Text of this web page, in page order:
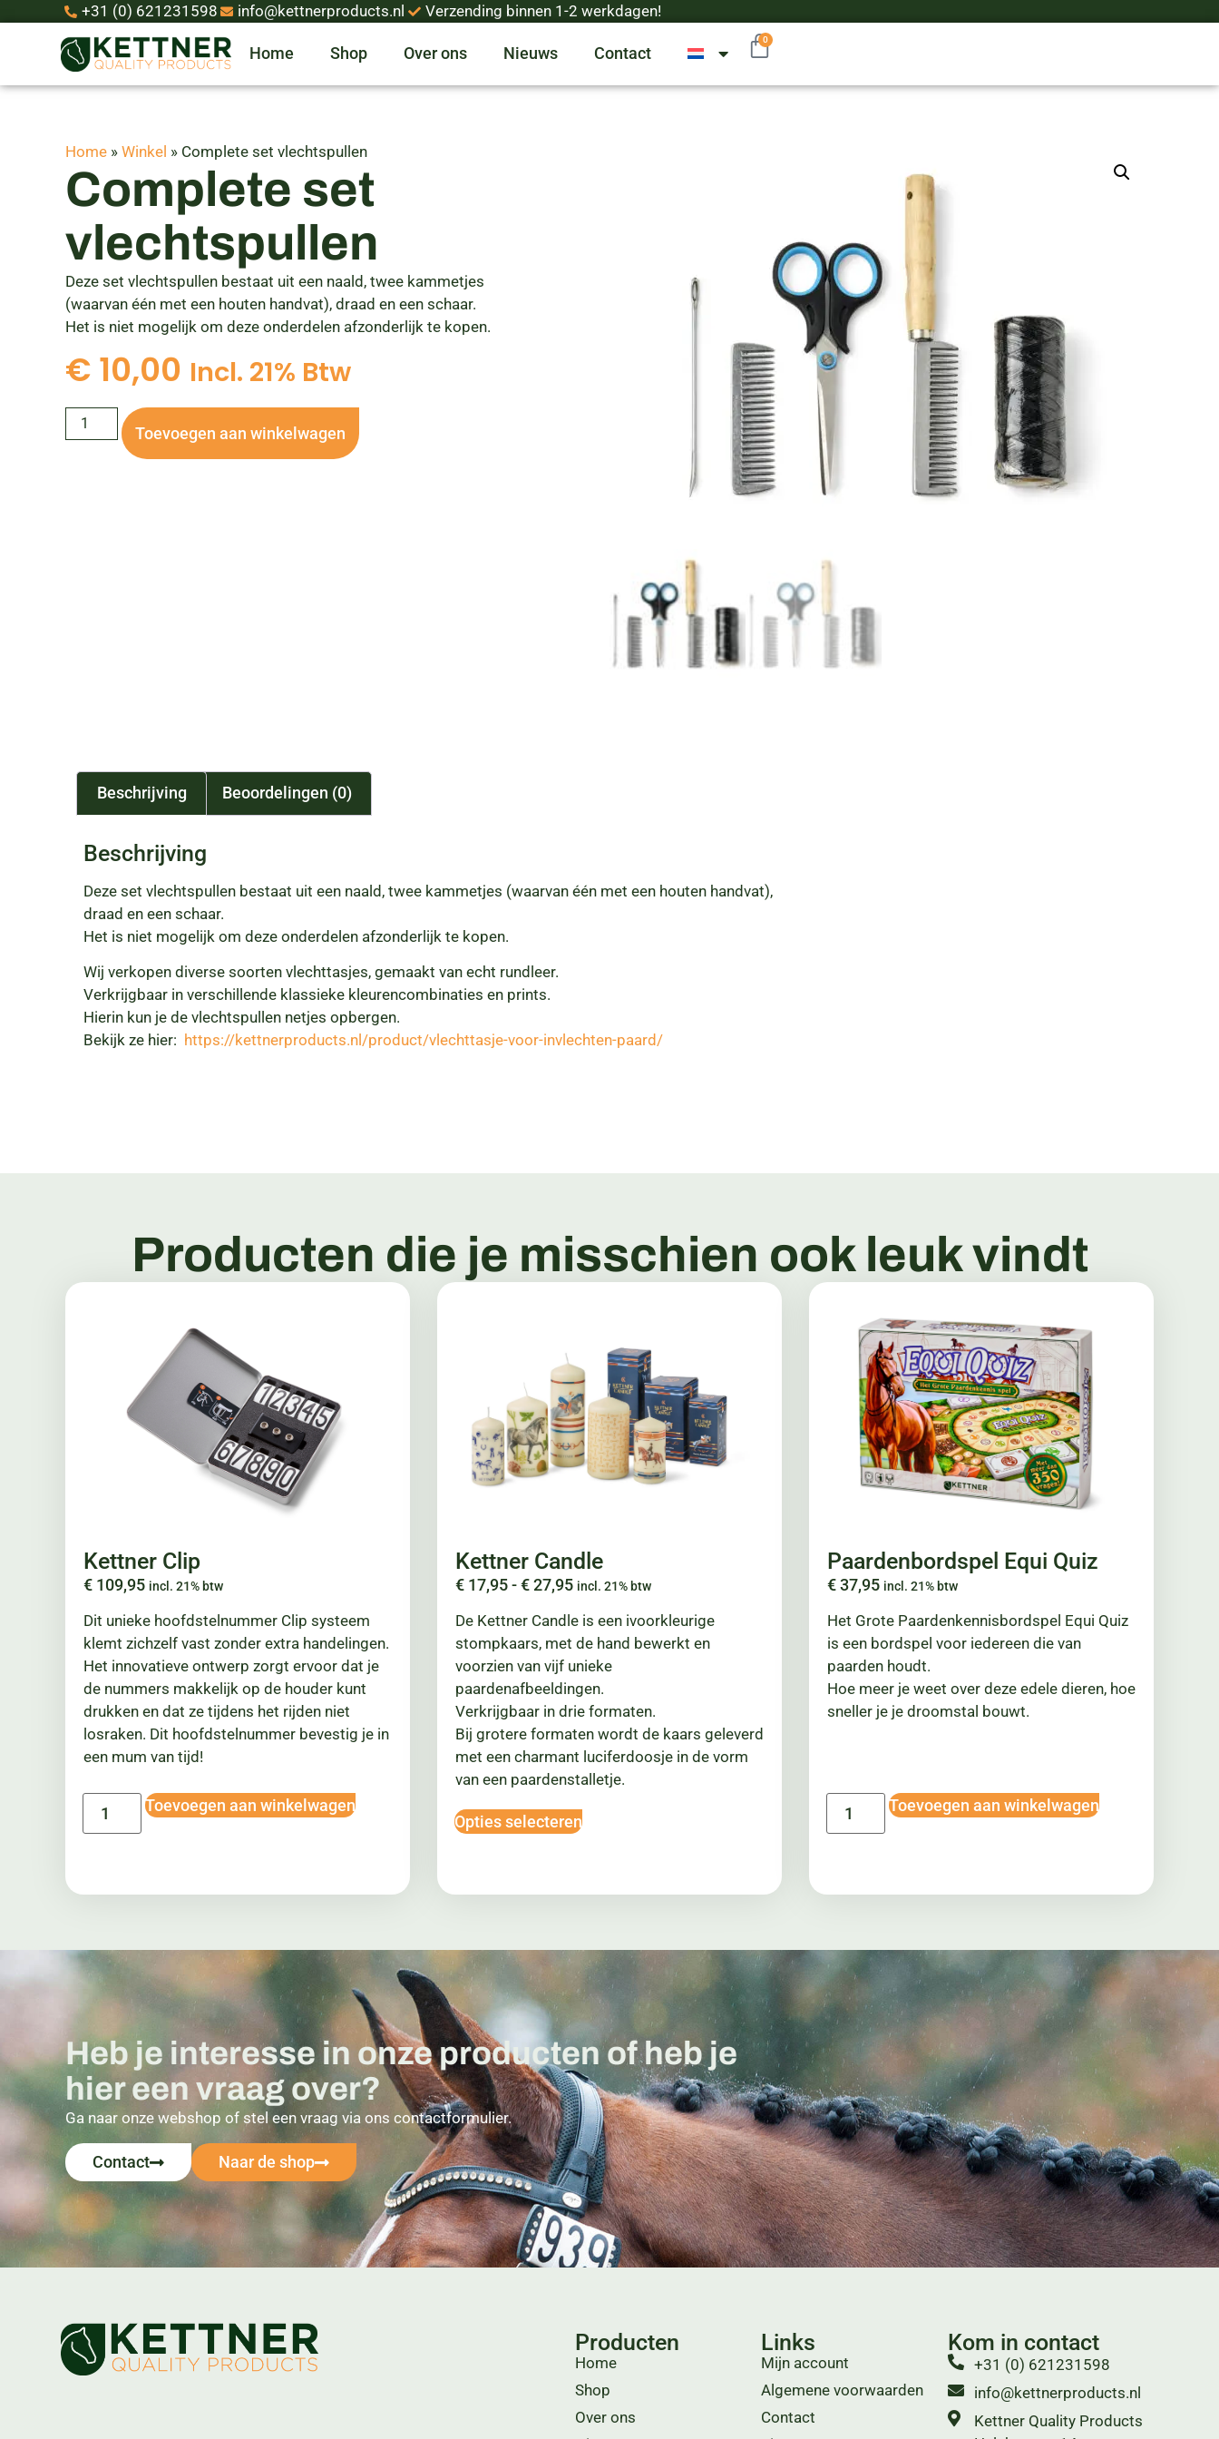
+31 (0) 621231598 info@kettnerproducts.nl Verzending binnen 1-2 werkdagen!
Home Shop Over ons Nieuws Contact
0
Home » Winkel » Complete set vlechtspullen
Complete set
vlechtspullen
Deze set vlechtspullen bestaat uit een naald, twee kammetjes
(waarvan één met een houten handvat), draad en een schaar.
Het is niet mogelijk om deze onderdelen afzonderlijk te kopen.
€10,00 Incl. 21% Btw
Toevoegen aan winkelwagen
Beschrijving Beoordelingen (0)
Beschrijving
Deze set vlechtspullen bestaat uit een naald, twee kammetjes (waarvan één met een houten handvat),
draad en een schaar.
Het is niet mogelijk om deze onderdelen afzonderlijk te kopen.
Wij verkopen diverse soorten vlechttasjes, gemaakt van echt rundleer.
Verkrijgbaar in verschillende klassieke kleurencombinaties en prints.
Hierin kun je de vlechtspullen netjes opbergen.
Bekijk ze hier: https://kettnerproducts.nl/product/vlechttasje-voor-invlechten-paard/
Producten die je misschien ook leuk vindt
Kettner Clip
€ 109,95 incl. 21% btw
Dit unieke hoofdstelnummer Clip systeem
klemt zichzelf vast zonder extra handelingen.
Het innovatieve ontwerp zorgt ervoor dat je
de nummers makkelijk op de houder kunt
drukken en dat ze tijdens het rijden niet
losraken. Dit hoofdstelnummer bevestig je in
een mum van tijd!
Toevoegen aan winkelwagen
Kettner Candle
€ 17,95-€27,95 incl. 21% btw
De Kettner Candle is een ivoorkleurige
stompkaars, met de hand bewerkt en
voorzien van vijf unieke
paardenafbeeldingen.
Verkrijgbaar in drie formaten.
Bij grotere formaten wordt de kaars geleverd
met een charmant luciferdoosje in de vorm
van een paardenstalletje.
Opties selecteren
Paardenbordspel Equi Quiz
€37,95 incl. 21% btw
Het Grote Paardenkennisbordspel Equi Quiz
is een bordspel voor iedereen die van
paarden houdt.
Hoe meer je weet over deze edele dieren, hoe
sneller je je droomstal bouwt.
Toevoegen aan winkelwagen
Heb je interesse in onze producten of heb je
hier een vraag over?
Ga naar onze webshop of stel een vraag via ons contactformulier.
Contact Naar de shop
Producten
Home
Shop
Over ons
Links
Mijn account
Algemene voorwaarden
Contact
Kom in contact
+31 (0) 621231598
info@kettnerproducts.nl
Kettner Quality Products